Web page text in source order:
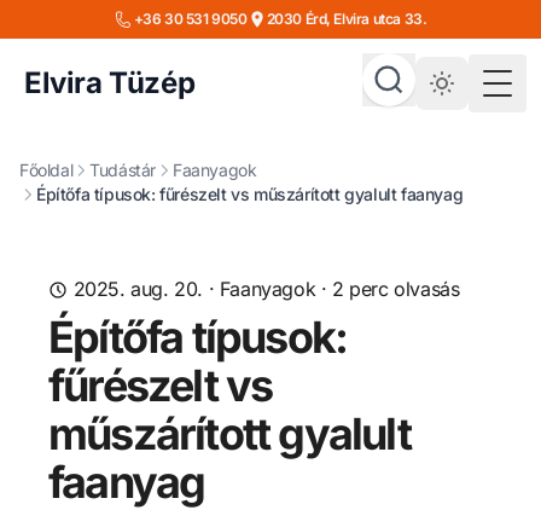
+36 30 531 9050 2030 Érd, Elvira utca 33.
Elvira Tüzép
Főoldal Tudástár
Faanyagok
Építőfa típusok: fűrészelt vs műszárított gyalult faanyag
2025. aug. 20. · Faanyagok· 2 perc olvasás
Építőfa típusok:
fűrészelt vs
műszárított gyalult
faanyag